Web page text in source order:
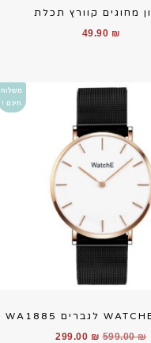
מחוגים קוורץ תכלת
49.90 ₪
משלוח
חינם !
599.00₪
המחיר
299.00 ₪
המחיר